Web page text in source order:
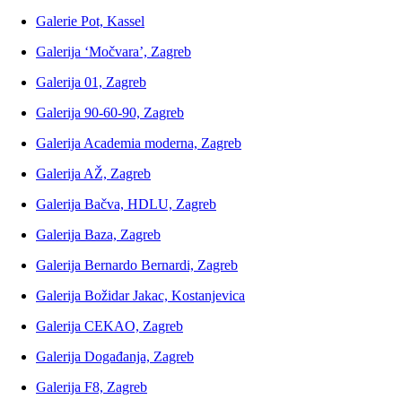
Galerie Pot, Kassel
Galerija ‘Močvara’, Zagreb
Galerija 01, Zagreb
Galerija 90-60-90, Zagreb
Galerija Academia moderna, Zagreb
Galerija AŽ, Zagreb
Galerija Bačva, HDLU, Zagreb
Galerija Baza, Zagreb
Galerija Bernardo Bernardi, Zagreb
Galerija Božidar Jakac, Kostanjevica
Galerija CEKAO, Zagreb
Galerija Događanja, Zagreb
Galerija F8, Zagreb